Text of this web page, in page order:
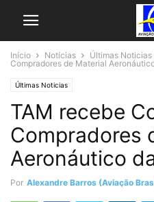
Início Notícias Últimas Noticias
Compradores de Material
Últimas Noticias
TAM recebe
Compradores
Aeronáutico
Por Alexandre Barros (Aviação